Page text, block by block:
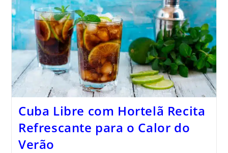
Cuba Libre com Hortelã Recita
Refrescante para o Calor do
Verão